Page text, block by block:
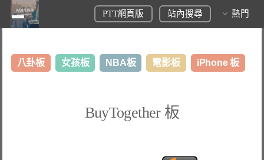
PTT網頁版 站內搜尋 熱門
八卦板 女孩板 NBA板 電影板 iPhone 板
BuyTogether 板